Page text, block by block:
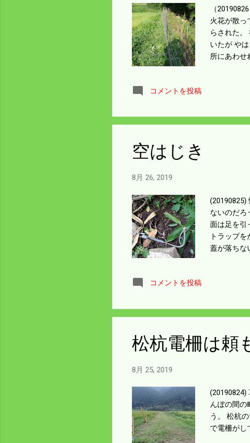
（
火花が散っ
らされた。
いたが や
所にあわせ
柵はまだ
コメントを投稿
空はじき
8月 26, 2019
(20190825)
ないのだろ
面は足を引
トラップ
蓋が落ちな
コメントを投稿
松杭電柵は頼
8月 25, 2019
(20190824)
んぼの間の
う。 松杭
で電柵がし